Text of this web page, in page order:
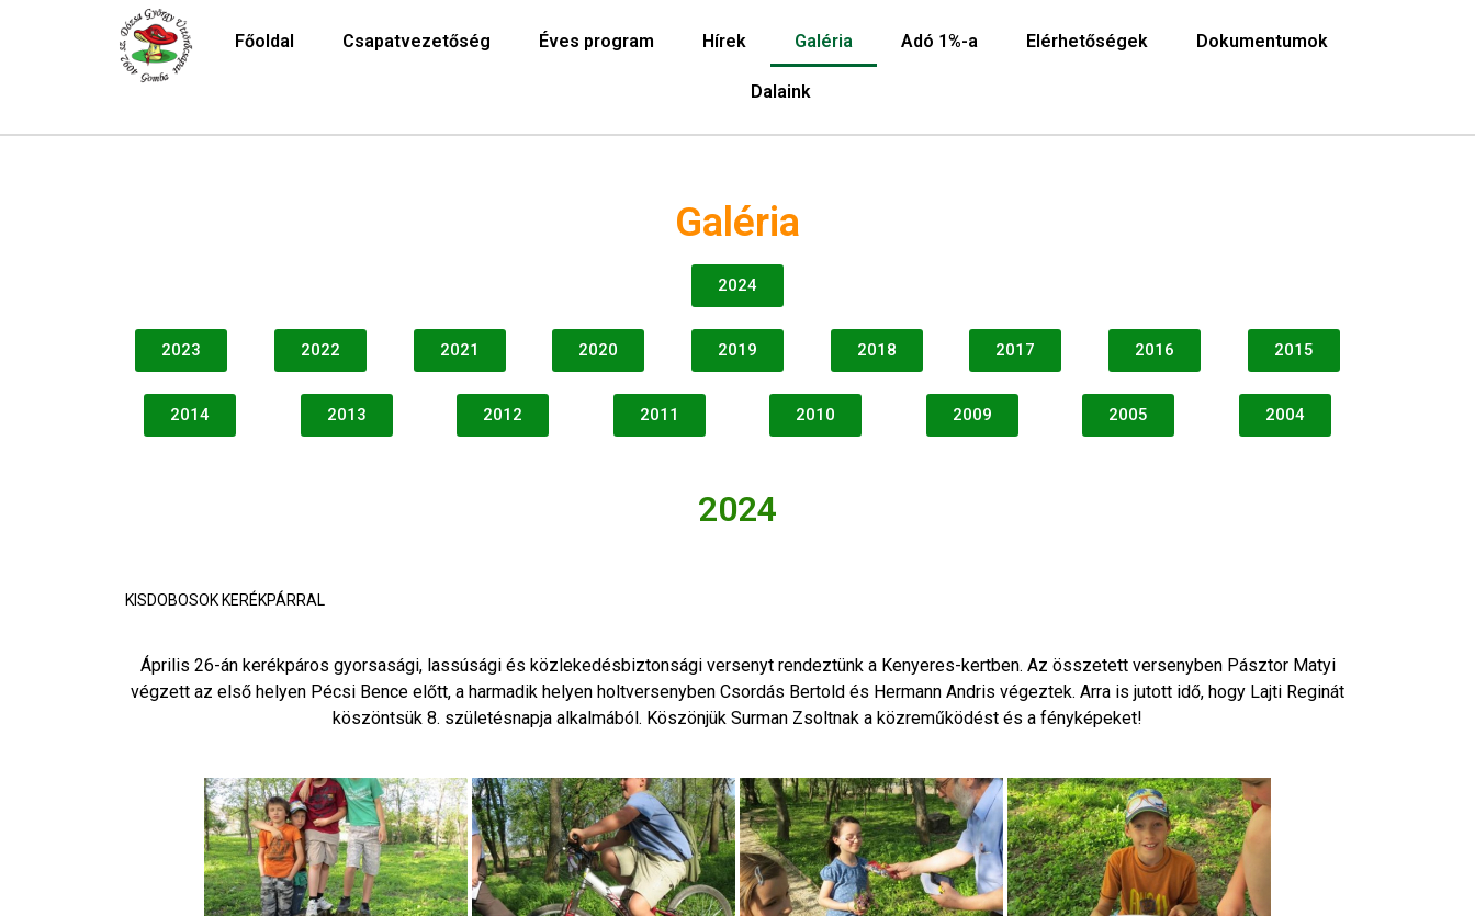
Főoldal Csapatvezetőség Éves program Hírek Galéria Adó 1%-a Elérhetőségek Dokumentumok
Dalaink
Galéria
2024
2023 2022 2021 2020 2019 2018 2017 2016 2015
2014 2013 2012 2011 2010 2009 2005 2004
2024
KISDOBOSOK KERÉKPÁRRAL
Április 26-án kerékpáros gyorsasági, lassúsági és közlekedésbiztonsági versenyt rendeztünk a Kenyeres-kertben. Az összetett versenyben Pásztor Matyi
végzett az első helyen Pécsi Bence előtt, a harmadik helyen holtversenyben Csordás Bertold és Hermann Andris végeztek. Arra is jutott idő, hogy Lajti Reginát
köszöntsük 8. születésnapja alkalmából. Köszönjük Surman Zsoltnak a közreműködést és a fényképeket!